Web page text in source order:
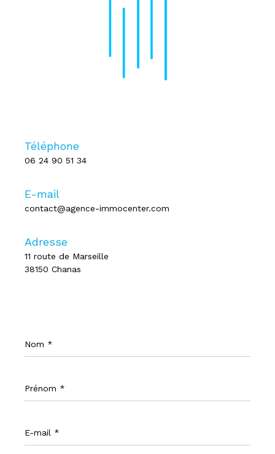
Téléphone
06 24 90 51 34
E-mail
contact@agence-immocenter.com
Adresse
11 route de Marseille
38150 Chanas
*
*
mail
*